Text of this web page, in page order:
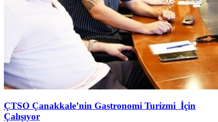
ÇTSO Çanakkale’nin Gastronomi Turizmi İçin
Çalışıyor